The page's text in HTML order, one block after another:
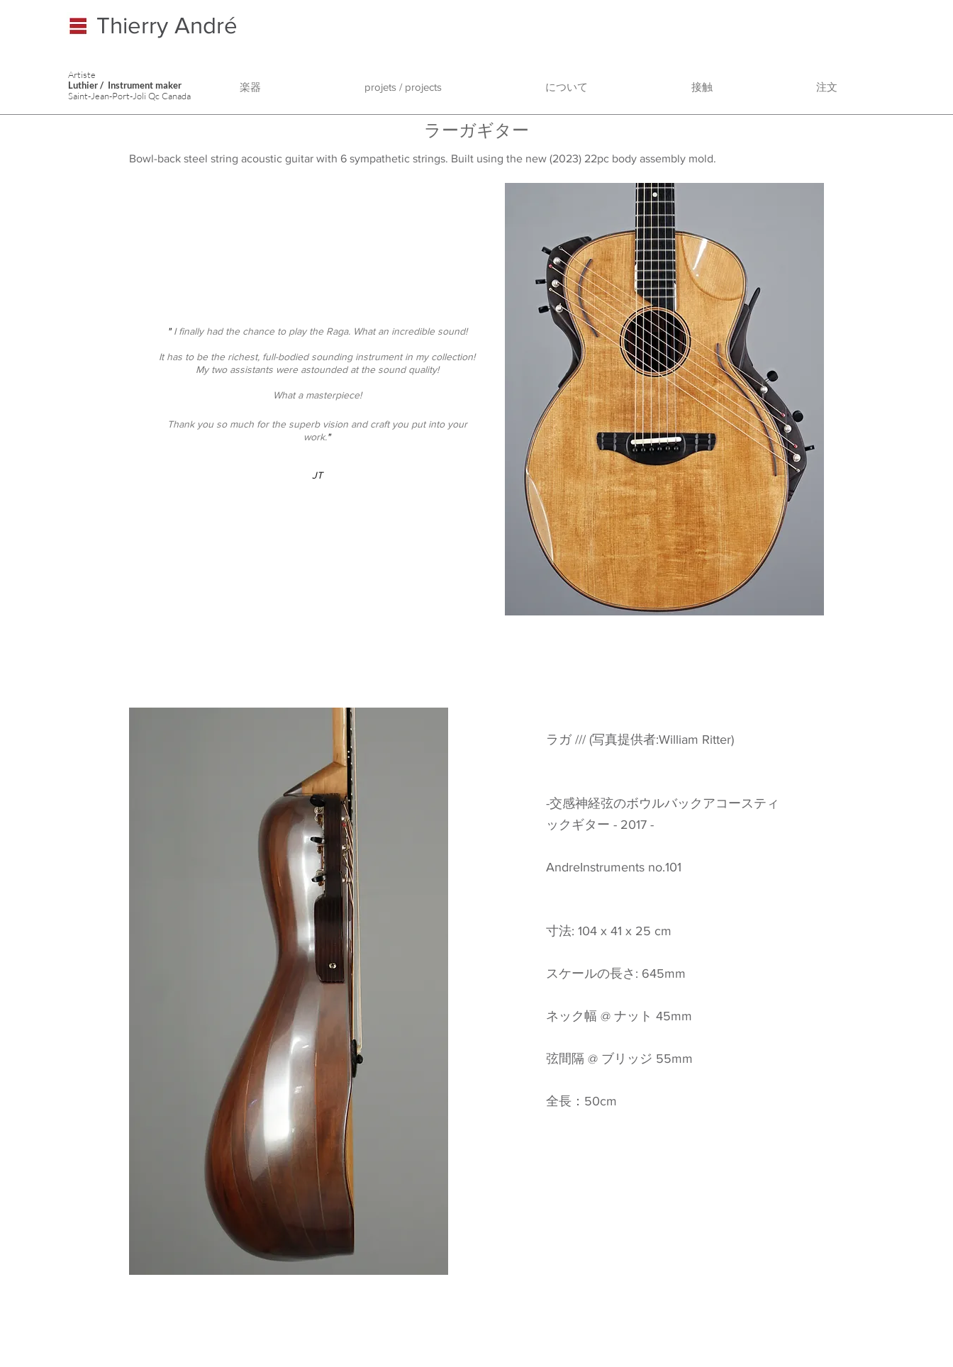
Thierry André
Artiste
Luthier / Instrument maker
Saint-Jean-Port-Joli Qc Canada
楽器 projets / projects について 接触 注文
ラーガギター
Bowl-back steel string acoustic guitar with 6 sympathetic strings. Built using the new (2023) 22pc body assembly mold.
"I finally had the chance to play the Raga. What an incredible sound!
It has to be the richest, full-bodied sounding instrument in my collection!
My two assistants were astounded at the sound quality!
What a masterpiece!
Thank you so much for the superb vision and craft you put into your
work."
JT
ラガ /// (写真提供者:William Ritter)
-交感神経弦のボウルバックアコースティ
ックギター - 2017 -
AndreInstruments no.101
寸法: 104 x 41 x 25 cm
スケールの長さ: 645mm
ネック幅 @ ナット 45mm
弦間隔 @ ブリッジ 55mm
全長：50cm